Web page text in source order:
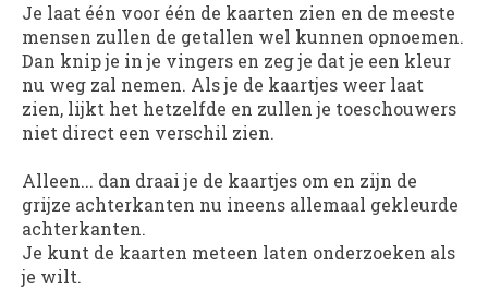
Je laat één voor één de kaarten zien en de meeste
mensen zullen de getallen wel kunnen opnoemen.
Dan knip je in je vingers en zeg je dat je een kleur
nu weg zal nemen. Als je de kaartjes weer laat
zien, lijkt het hetzelfde en zullen je toeschouwers
niet direct een verschil zien.
Alleen... dan draai je de kaartjes om en zijn de
grijze achterkanten nu ineens allemaal gekleurde
achterkanten.
Je kunt de kaarten meteen laten onderzoeken als
je wilt.